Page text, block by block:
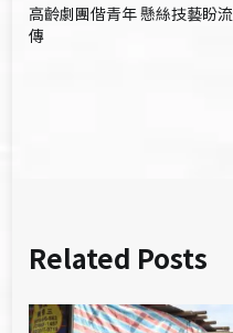
章
高齡劇團偕青年 懸絲技藝盼流
傳
Related Posts